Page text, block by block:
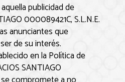
publicidad de
000089421C, S.L.N.E.
anunciantes que
de su interés.
en la Política de
SANTIAGO